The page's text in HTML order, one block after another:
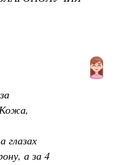
Кожа,
глазах
а за 4